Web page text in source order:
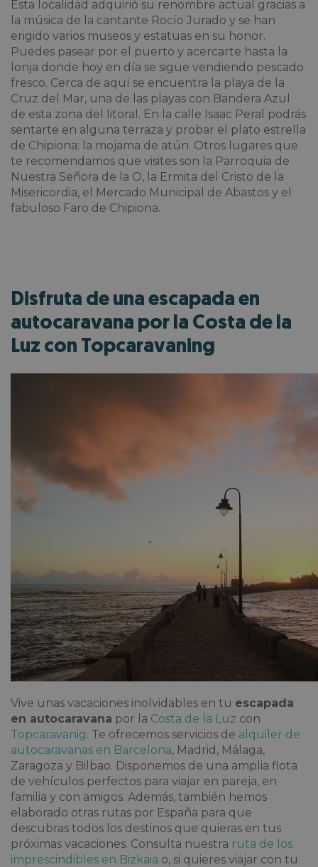
Esta localidad adquirió su renombre actual gracias a
la música de la cantante Rocío Jurado y se han
erigido varios museos y estatuas en su honor.
Puedes pasear por el puerto y acercarte hasta la
lonja donde hoy en día se sigue vendiendo pescado
fresco. Cerca de aquí se encuentra la playa de la
Cruz del Mar, una de las playas con Bandera Azul
de esta zona del litoral. En la calle Isaac Peral podrás
sentarte en alguna terraza y probar el plato estrella
de Chipiona: la mojama de atún. Otros lugares que
te recomendamos que visites son la Parroquia de
Nuestra Señora de la O, la Ermita del Cristo de la
Misericordia, el Mercado Municipal de Abastos y el
fabuloso Faro de Chipiona.
Disfruta de una escapada en
autocaravana por la Costa de la
Luz con Topcaravaning
Vive unas vacaciones inolvidables en tu escapada
en autocaravana por la Costa de la Luz con
Topcaravanig. Te ofrecemos servicios de alquiler de
autocaravanas en Barcelona, Madrid, Málaga,
Zaragoza y Bilbao. Disponemos de una amplia flota
de vehículos perfectos para viajar en pareja, en
familia y con amigos. Además, también hemos
elaborado otras rutas por España para que
descubras todos los destinos que quieras en tus
próximas vacaciones. Consulta nuestra ruta de los
imprescindibles en Bizkaia o, si quieres viajar con tu